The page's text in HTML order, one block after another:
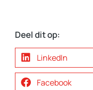
Deel dit op:
LinkedIn
Facebook